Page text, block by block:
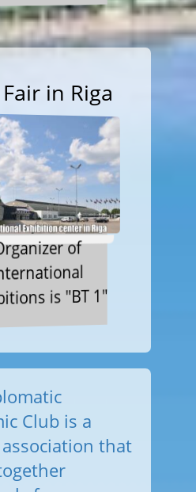
in Riga
of
is "BT 1"
Club is a
that